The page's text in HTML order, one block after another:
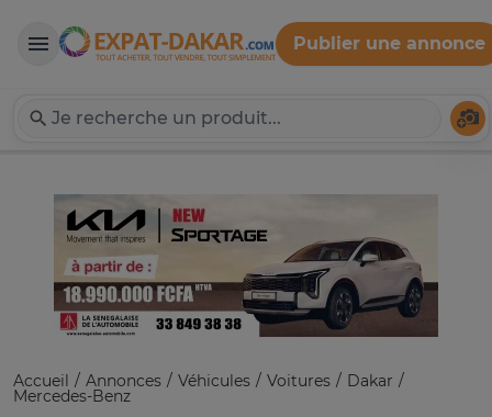
Expat-Dakar
Publier une annonce
Accueil Annonces Véhicules Voitures Dakar
Mercedes-Benz